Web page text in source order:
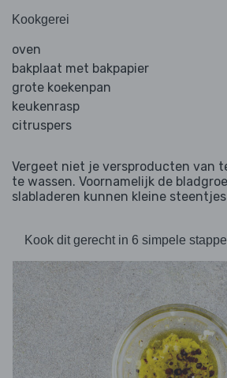
Kookgerei
oven
bakplaat met bakpapier
grote koekenpan
keukenrasp
citruspers
Vergeet niet je versproducten van
te wassen. Voornamelijk de
slabladeren kunnen kleine
Kook dit gerecht in 6 simpele